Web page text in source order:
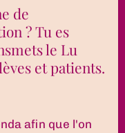
de
? Tu es
le Lu
et patients.
afin que l'on